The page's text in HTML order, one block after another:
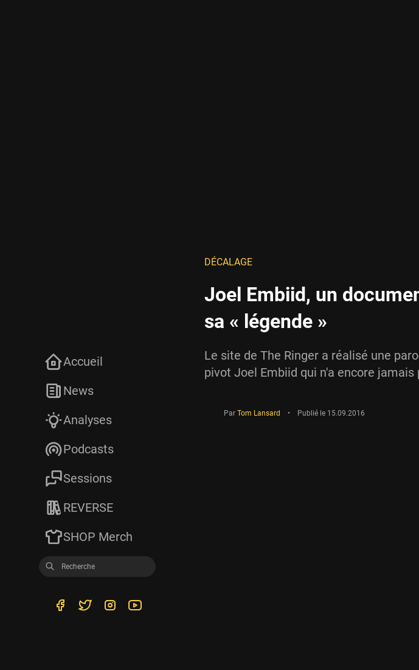
DÉCALAGE
Joel Embiid, un
sa « légende »
Le site de The Ringer a réalisé une
pivot Joel Embiid qui n'a encore jamais
Par Tom Lansard • Publié le 15.09.2016
Accueil
News
Analyses
Podcasts
Sessions
REVERSE
SHOP Merch